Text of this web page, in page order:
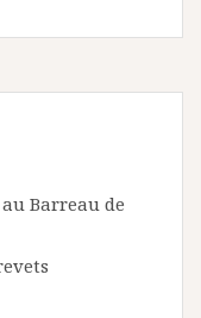
Barreau de